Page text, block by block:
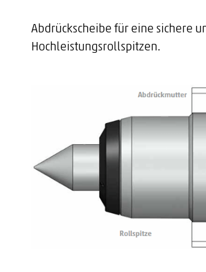
Abdrückscheibe für eine sichere
Hochleistungsrollspitzen.